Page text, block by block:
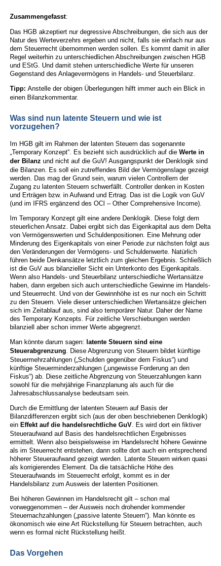
Zusammengefasst:
Das HGB akzeptiert nur degressive Abschreibungen, die sich aus der
Natur des Werteverzehrs ergeben und nicht, falls sie einfach nur aus
dem Steuerrecht übernommen werden sollen. Es kommt damit in aller
Regel weiterhin zu unterschiedlichen Abschreibungen zwischen HGB
und EStG. Und damit stehen unterschiedliche Werte für unseren
Gegenstand des Anlagevermögens in Handels- und Steuerbilanz.
Tipp: Anstelle der obigen Überlegungen hilft immer auch ein Blick in
einen Bilanzkommentar.
Was sind nun latente Steuern und wie ist
vorzugehen?
Im HGB gilt im Rahmen der latenten Steuern das sogenannte
„Temporary Konzept“. Es bezieht sich ausdrücklich auf die Werte in
der Bilanz und nicht auf die GuV! Ausgangspunkt der Denklogik sind
die Bilanzen. Es soll ein zutreffendes Bild der Vermögenslage gezeigt
werden. Das mag der Grund sein, warum vielen Controllern der
Zugang zu latenten Steuern schwerfällt. Controller denken in Kosten
und Erträgen bzw. in Aufwand und Ertrag. Das ist die Logik von GuV
(und im IFRS ergänzend des OCI – Other Comprehensive Income).
Im Temporary Konzept gilt eine andere Denklogik. Diese folgt dem
steuerlichen Ansatz. Dabei ergibt sich das Eigenkapital aus dem Delta
von Vermögenswerten und Schuldenpositionen. Eine Mehrung oder
Minderung des Eigenkapitals von einer Periode zur nächsten folgt aus
den Veränderungen der Vermögens- und Schuldenwerte. Natürlich
führen beide Denkansätze letztlich zum gleichen Ergebnis. Schließlich
ist die GuV aus bilanzieller Sicht ein Unterkonto des Eigenkapitals.
Wenn also Handels- und Steuerbilanz unterschiedliche Wertansätze
haben, dann ergeben sich auch unterschiedliche Gewinne im Handels-
und Steuerrecht. Und von der Gewinnhöhe ist es nur noch ein Schritt
zu den Steuern. Viele dieser unterschiedlichen Wertansätze gleichen
sich im Zeitablauf aus, sind also temporärer Natur. Daher der Name
des Temporary Konzepts. Für zeitliche Verschiebungen werden
bilanziell aber schon immer Werte abgegrenzt.
Man könnte darum sagen: latente Steuern sind eine
Steuerabgrenzung. Diese Abgrenzung von Steuern bildet künftige
Steuermehrzahlungen („Schulden gegenüber dem Fiskus“) und
künftige Steuerminderzahlungen („ungewisse Forderung an den
Fiskus“) ab. Diese zeitliche Abgrenzung von Steuerzahlungen kann
sowohl für die mehrjährige Finanzplanung als auch für die
Jahresabschlussanalyse bedeutsam sein.
Durch die Ermittlung der latenten Steuern auf Basis der
Bilanzdifferenzen ergibt sich (aus der oben beschriebenen Denklogik)
ein Effekt auf die handelsrechtliche GuV. Es wird dort ein fiktiver
Steueraufwand auf Basis des handelsrechtlichen Ergebnisses
ermittelt. Wenn also beispielsweise im Handelsrecht höhere Gewinne
als im Steuerrecht entstehen, dann sollte dort auch ein entsprechend
höherer Steueraufwand gezeigt werden. Latente Steuern wirken quasi
als korrigierendes Element. Da die tatsächliche Höhe des
Steueraufwands im Steuerrecht erfolgt, kommt es in der
Handelsbilanz zum Ausweis der latenten Positionen.
Bei höheren Gewinnen im Handelsrecht gilt – schon mal
vorweggenommen – der Ausweis noch drohender kommender
Steuernachzahlungen („passive latente Steuern“). Man könnte es
ökonomisch wie eine Art Rückstellung für Steuern betrachten, auch
wenn es formal nicht Rückstellung heißt.
Das Vorgehen